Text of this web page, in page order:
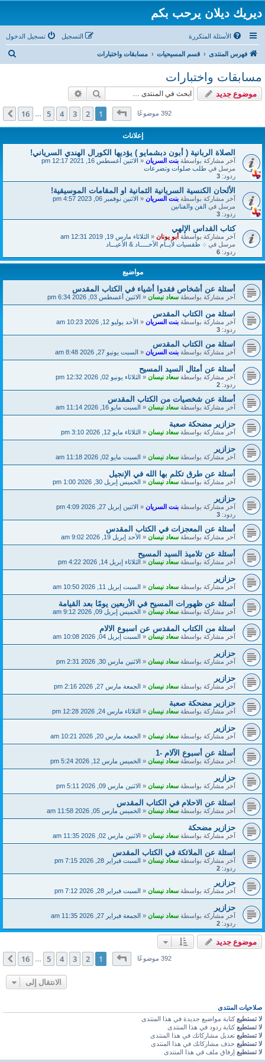
ديريك ديلان يرحب بكم
الأسئلة المتكررة تسجيل الدخول التسجيل
فهرس المنتدى قسم المسيحيات مسابقات واختبارات
ب
مسابقات واختبارات
موضوع جديد بحث
392 موضوعًاصفحة1من16
1
2
3
4
5
16 التالي
إعلانات
الصلاة الربانية ( أبون دبشمايو ) يؤديها الكورال الهندي السرياني!
آخر مشاركة بواسطةبنت السريان«الاثنين أغسطس 16, 2021 12:17 pm
مرسل فيطلب صلوات وتضرعات
ردود: 3
الألحان الكنسية السريانية الثمانية او المقامات الموسيقية!
آخر مشاركة بواسطةبنت السريان«الاثنين نوفمبر 06, 2023 4:57 pm
مرسل فيالفن والفنانين
ردود: 3
كتاب القداس الإلهي
آخر مشاركة بواسطةأبو يونان«الثلاثاء مارس 19, 2019 12:31 am
مرسل في܀ طقسيات لأيــام الآحـــــاد & الأعيـــاد
ردود: 6
مواضيع
أسئلة عن أشخاص فقدوا أشياء في الكتاب المقدس
آخر مشاركة بواسطةسعاد نيسان«الاثنين أغسطس 03, 2026 6:34 pm
اسئلة من الكتاب المقدس
آخر مشاركة بواسطةبنت السريان«الأحد يوليو 12, 2026 10:23 am
ردود: 3
اسئلة من الكتاب المقدس
آخر مشاركة بواسطةبنت السريان«السبت يونيو 27, 2026 8:48 am
أسئلة عن أمثال السيد المسيح
آخر مشاركة بواسطةسعاد نيسان«الثلاثاء يونيو 02, 2026 12:32 pm
ردود: 2
أسئلة عن شخصيات من الكتاب المقدس
آخر مشاركة بواسطةسعاد نيسان«السبت مايو 16, 2026 11:14 am
حزازير مضحكة صعبة
آخر مشاركة بواسطةسعاد نيسان«الثلاثاء مايو 12, 2026 3:10 pm
حزازير
آخر مشاركة بواسطةسعاد نيسان«السبت مايو 02, 2026 11:18 am
أسئلة عن طرق تكلم بها الله في الإنجيل
آخر مشاركة بواسطةسعاد نيسان«الخميس إبريل 30, 2026 1:00 pm
حزازير
آخر مشاركة بواسطةبنت السريان«الاثنين إبريل 27, 2026 4:09 pm
ردود: 3
أسئلة عن المعجزات في الكتاب المقدس
آخر مشاركة بواسطةسعاد نيسان«الأحد إبريل 19, 2026 9:02 am
أسئلة عن تلاميذ السيد المسيح
آخر مشاركة بواسطةسعاد نيسان«الثلاثاء إبريل 14, 2026 4:22 pm
حزازير
آخر مشاركة بواسطةسعاد نيسان«السبت إبريل 11, 2026 10:50 am
أسئلة عن ظهورات المسيح في الأربعين يومًا بعد القيامة
آخر مشاركة بواسطةسعاد نيسان«الخميس إبريل 09, 2026 9:12 am
اسئلة من الكتاب المقدس عن اسبوع الالام
آخر مشاركة بواسطةسعاد نيسان«السبت إبريل 04, 2026 10:08 am
حزازير
آخر مشاركة بواسطةسعاد نيسان«الاثنين مارس 30, 2026 2:31 pm
حزازير
آخر مشاركة بواسطةسعاد نيسان«الجمعة مارس 27, 2026 2:16 pm
حزازير مضحكة صعبة
آخر مشاركة بواسطةسعاد نيسان«الثلاثاء مارس 24, 2026 12:28 pm
حزازير
آخر مشاركة بواسطةسعاد نيسان«الجمعة مارس 20, 2026 10:21 am
أسئلة عن أسبوع الآلام -1
آخر مشاركة بواسطةسعاد نيسان«الخميس مارس 12, 2026 5:24 pm
حزازير
آخر مشاركة بواسطةسعاد نيسان«الاثنين مارس 09, 2026 5:11 pm
اسئلة عن الاحلام في الكتاب المقدس
آخر مشاركة بواسطةسعاد نيسان«الخميس مارس 05, 2026 11:58 am
حزازير مضحكة
آخر مشاركة بواسطةسعاد نيسان«الاثنين مارس 02, 2026 11:35 am
اسئلة عن الملائكة في الكتاب المقدس
آخر مشاركة بواسطةسعاد نيسان«السبت فبراير 28, 2026 7:15 pm
ردود: 2
حزازير
آخر مشاركة بواسطةسعاد نيسان«السبت فبراير 28, 2026 7:12 pm
حزازير
آخر مشاركة بواسطةسعاد نيسان«الجمعة فبراير 27, 2026 11:35 am
ردود: 2
موضوع جديد
392 موضوعًاصفحة1من16
1
2
3
4
5
16 التالي
الانتقال إلى
صلاحيات المنتدى
لا تستطيعكتابة مواضيع جديدة في هذا المنتدى
لا تستطيعكتابة ردود في هذا المنتدى
لا تستطيعتعديل مشاركاتك في هذا المنتدى
لا تستطيعحذف مشاركاتك في هذا المنتدى
لا تستطيعإرفاق ملف في هذا المنتدى